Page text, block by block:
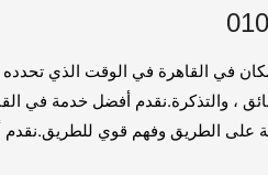
في القاهرة في الوقت الذي